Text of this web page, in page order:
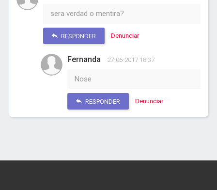
sera verdad o mentira?
RESPONDER Denunciar
Fernanda 27-06-2017 18:37
Nose
RESPONDER Denunciar